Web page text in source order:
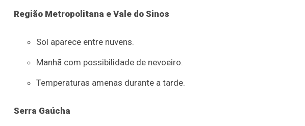
Região Metropolitana e Vale do Sinos
Sol aparece entre nuvens.
Manhã com possibilidade de nevoeiro.
Temperaturas amenas durante a tarde.
Serra Gaúcha